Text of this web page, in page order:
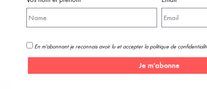
En m'abonnant je reconnais avoir lu et accepter la politique de
Je m'abonne